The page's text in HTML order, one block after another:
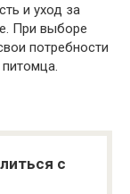
и уход за
При выборе
потребности
с